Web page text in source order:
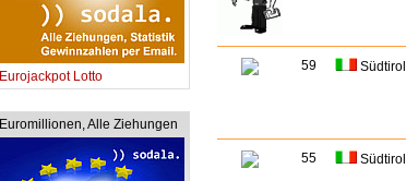
Eurojackpot Lotto
Euromillionen, Alle Ziehungen
59 Südtirol
55 Südtirol